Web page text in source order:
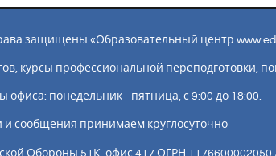
защищены «Образовательный центр
курсы профессиональной переподготовки,
офиса: понедельник - пятница, с 9:00 до 18:00.
и сообщения принимаем круглосуточно
Обороны 51К, офис 417 ОГРН